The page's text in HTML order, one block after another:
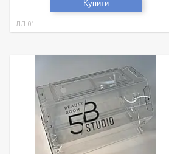
Купити
ЛЛ-01